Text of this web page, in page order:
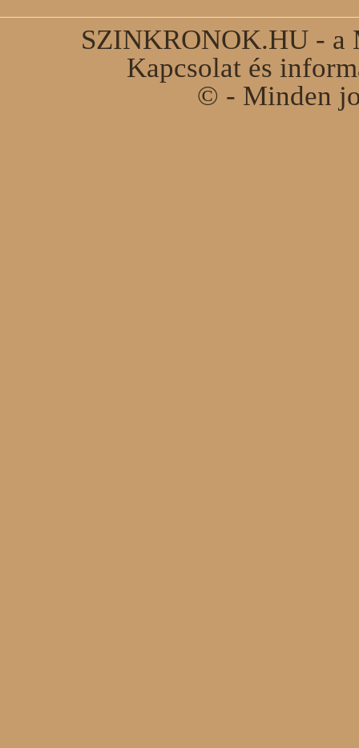
SZINKRONOK.HU - a
Kapcsolat és
© - Minden